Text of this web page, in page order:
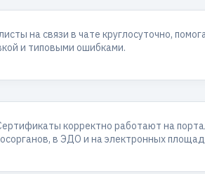
на связи в чате круглосуточно,
и типовыми ошибками.
корректно работают на
в ЭДО и на электронных